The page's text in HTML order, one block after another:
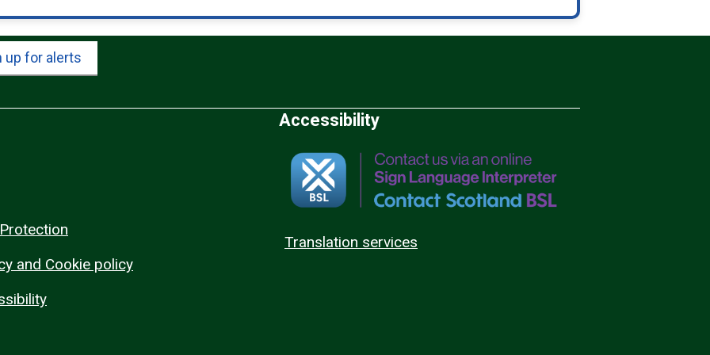
up for alerts
and Cookie policy
Accessibility
Translation services